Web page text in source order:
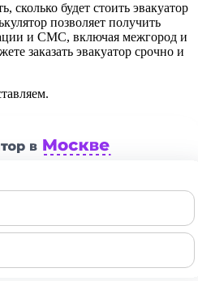
сколько будет стоить эвакуатор
позволяет получить
и СМС, включая межгород и
заказать эвакуатор срочно и